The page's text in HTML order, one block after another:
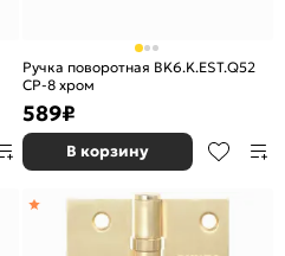
Ручка поворотная BK6.K.EST.Q52
CP-8 хром
589₽
В корзину